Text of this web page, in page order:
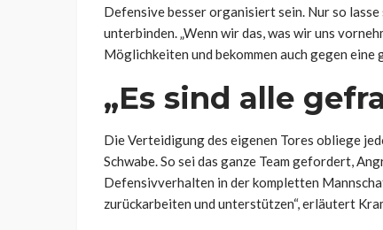
Defensive besser organisiert sein. Nur so
unterbinden. „Wenn wir das, was wir uns
Möglichkeiten und bekommen auch gegen
„Es sind alle
Die Verteidigung des eigenen Tores obliege
Schwabe. So sei das ganze Team gefordert,
Defensivverhalten in der kompletten
zurückarbeiten und unterstützen“, erläutert